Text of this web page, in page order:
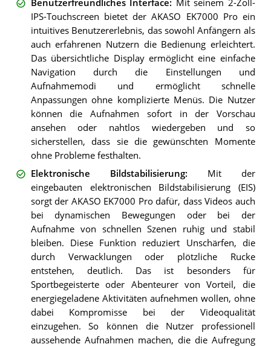
Benutzerfreundliches Interface: Mit seinem 2-Zoll-
IPS-Touchscreen bietet der AKASO EK7000 Pro ein
intuitives Benutzererlebnis, das sowohl Anfängern als
auch erfahrenen Nutzern die Bedienung erleichtert.
Das übersichtliche Display ermöglicht eine einfache
Navigation durch die Einstellungen und
Aufnahmemodi und ermöglicht schnelle
Anpassungen ohne komplizierte Menüs. Die Nutzer
können die Aufnahmen sofort in der Vorschau
ansehen oder nahtlos wiedergeben und so
sicherstellen, dass sie die gewünschten Momente
ohne Probleme festhalten.
Elektronische Bildstabilisierung: Mit der
eingebauten elektronischen Bildstabilisierung (EIS)
sorgt der AKASO EK7000 Pro dafür, dass Videos auch
bei dynamischen Bewegungen oder bei der
Aufnahme von schnellen Szenen ruhig und stabil
bleiben. Diese Funktion reduziert Unschärfen, die
durch Verwacklungen oder plötzliche Rucke
entstehen, deutlich. Das ist besonders für
Sportbegeisterte oder Abenteurer von Vorteil, die
energiegeladene Aktivitäten aufnehmen wollen, ohne
dabei Kompromisse bei der Videoqualität
einzugehen. So können die Nutzer professionell
aussehende Aufnahmen machen, die die Aufregung